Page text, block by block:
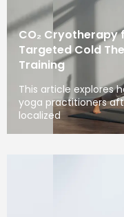
CO₂ Cryotherapy
Targeted Cold
Training
This article explores
yoga practitioners
localized